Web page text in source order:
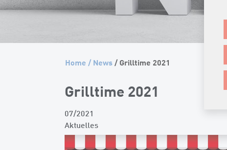
Home /News / Grilltime 2021
Grilltime 2021
07/2021
Aktuelles